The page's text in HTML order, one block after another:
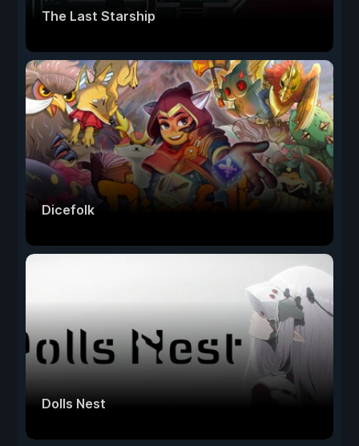
The Last Starship
Dicefolk
Dolls Nest